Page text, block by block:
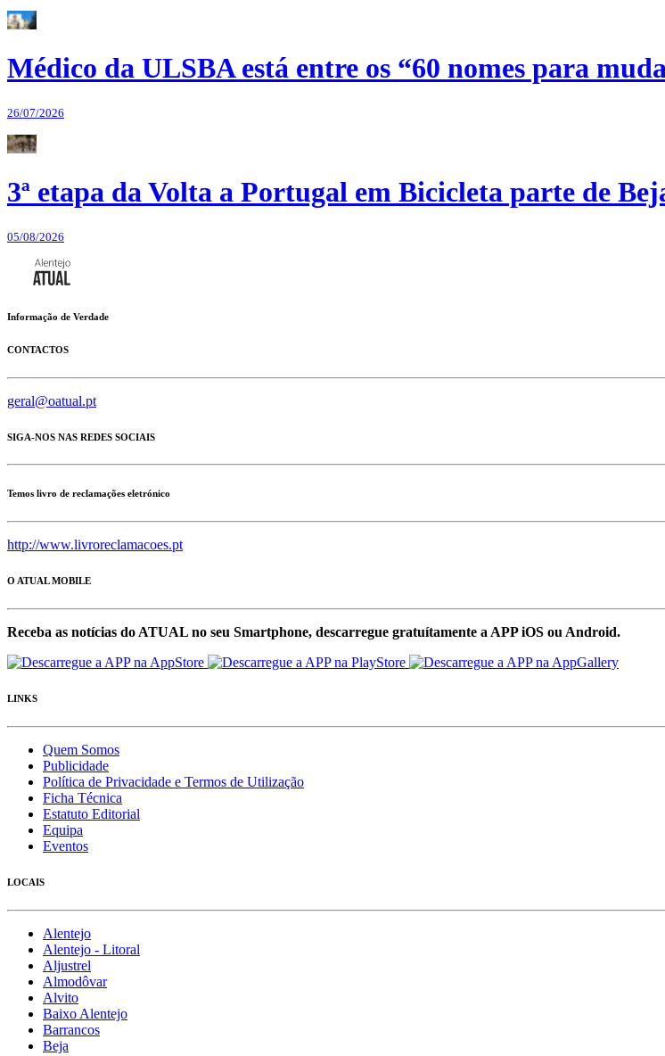
Médico da ULSBA está entre os “60 nomes para
26/07/2026
3ª etapa da Volta a Portugal em Bicicleta parte de
05/08/2026
Informação de Verdade
CONTACTOS
geral@oatual.pt
SIGA-NOS NAS REDES SOCIAIS
Temos livro de reclamações eletrónico
http://www.livroreclamacoes.pt
O ATUAL MOBILE
Receba as notícias do ATUAL no seu Smartphone, descarregue gratuítamente a APP iOS ou Android.
LINKS
Quem Somos
Publicidade
Política de Privacidade e Termos de Utilização
Ficha Técnica
Estatuto Editorial
Equipa
Eventos
LOCAIS
Alentejo
Alentejo - Litoral
Aljustrel
Almodôvar
Alvito
Baixo Alentejo
Barrancos
Beja